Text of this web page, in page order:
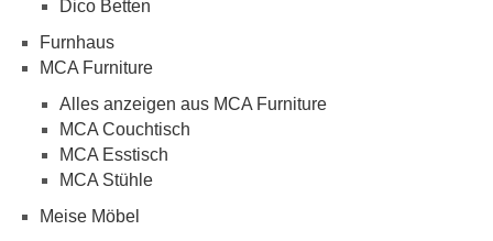
Dico Betten
Furnhaus
MCA Furniture
Alles anzeigen aus MCA Furniture
MCA Couchtisch
MCA Esstisch
MCA Stühle
Meise Möbel